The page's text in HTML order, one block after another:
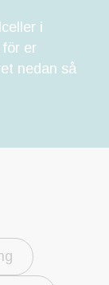
i
er
nedan så